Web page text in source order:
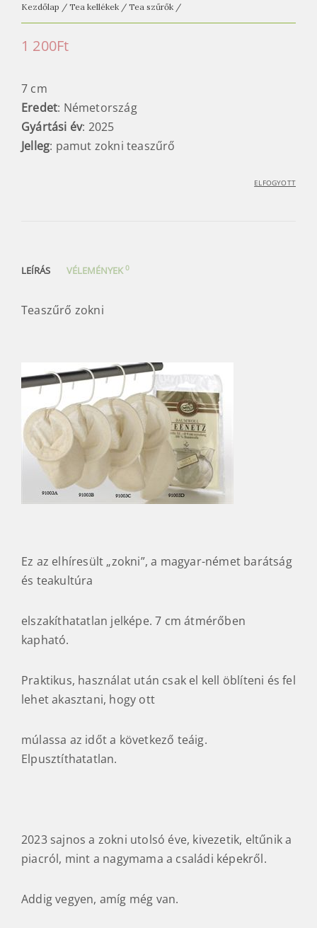
t
e
h
á
z
Kezdőlap / Tea kellékek / Tea szűrők /
1 200Ft
7 cm
Eredet: Németország
Gyártási év: 2025
Jelleg: pamut zokni teaszűrő
ELFOGYOTT
LEÍRÁS VÉLEMÉNYEK0
Teaszűrő zokni
Ez az elhíresült „zokni”, a magyar-német barátság
és teakultúra
elszakíthatatlan jelképe. 7 cm átmérőben
kapható.
Praktikus, használat után csak el kell öblíteni és fel
lehet akasztani, hogy ott
múlassa az időt a következő teáig.
Elpusztíthatatlan.
2023 sajnos a zokni utolsó éve, kivezetik, eltűnik a
piacról, mint a nagymama a családi képekről.
Addig vegyen, amíg még van.